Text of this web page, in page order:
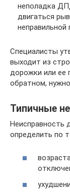
неполадка
двигаться
неправильной
Специалисты
выходит из
дорожки или ее
обратном,
Типичные
Неисправность
определить по